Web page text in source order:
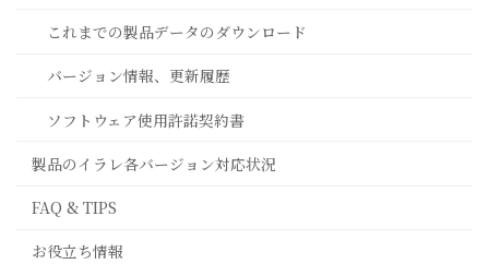
これまでの製品データのダウンロード
バージョン情報、更新履歴
ソフトウェア使用許諾契約書
製品のイラレ各バージョン対応状況
FAQ & TIPS
お役立ち情報